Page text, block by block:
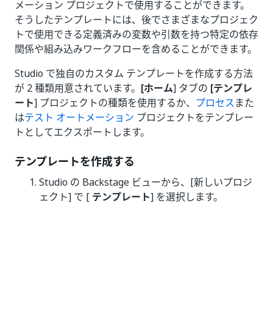
メーション プロジェクトで使用することができます。
そうしたテンプレートには、後でさまざまなプロジェク
トで使用できる定義済みの変数や引数を持つ特定の依存
関係や組み込みワークフローを含めることができます。
Studio で独自のカスタム テンプレートを作成する方法
が 2 種類用意されています。 [ホーム] タブの [テンプレ
ート] プロジェクトの種類を使用するか、 プロセスまた
はテスト オートメーション プロジェクトをテンプレー
トとしてエクスポートします。
テンプレートを作成する
Studio の Backstage ビューから、[新しいプロジ
ェクト] で [ テンプレート] を選択します。